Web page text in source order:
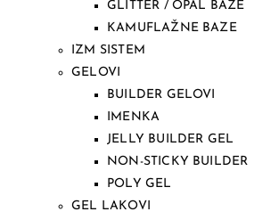
GLITTER / OPAL BAZE
KAMUFLAŽNE BAZE
IZM SISTEM
GELOVI
BUILDER GELOVI
IMENKA
JELLY BUILDER GEL
NON-STICKY BUILDER
POLY GEL
GEL LAKOVI